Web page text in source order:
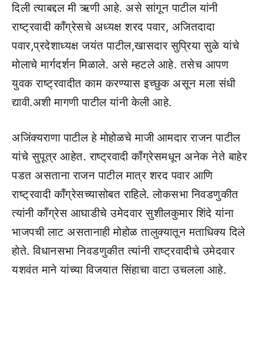
दिली त्याबद्दल मी ऋणी आहे. असे सांगून पाटील यांनी
राष्ट्रवादी काँग्रेसचे अध्यक्ष शरद पवार, अजितदादा
पवार,प्रदेशाध्यक्ष जयंत पाटील,खासदार सुप्रिया सुळे यांचे
मोलाचे मार्गदर्शन मिळाले. असे म्हटले आहे. तसेच आपण
युवक राष्ट्रवादीत काम करण्यास इच्छुक असून मला संधी
द्यावी.अशी मागणी पाटील यांनी केली आहे.
अजिंक्यराणा पाटील हे मोहोळचे माजी आमदार राजन पाटील
यांचे सुपूत्र आहेत. राष्ट्रवादी काँग्रेसमधून अनेक नेते बाहेर
पडत असताना राजन पाटील मात्र शरद पवार आणि
राष्ट्रवादी काँग्रेसच्यासोबत राहिले. लोकसभा निवडणुकीत
त्यांनी काँग्रेस आघाडीचे उमेदवार सुशीलकुमार शिंदे यांना
भाजपची लाट असतानाही मोहोळ तालुक्यातून मताधिक्य दिले
होते. विधानसभा निवडणुकीत त्यांनी राष्ट्रवादीचे उमेदवार
यशवंत माने यांच्या विजयात सिंहाचा वाटा उचलला आहे.